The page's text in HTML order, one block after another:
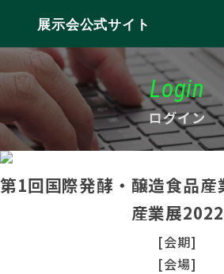
展示会公式サイト
Login
ログイン
第1回国際発酵・醸造食品
産業展2022
[会期]
[会場]